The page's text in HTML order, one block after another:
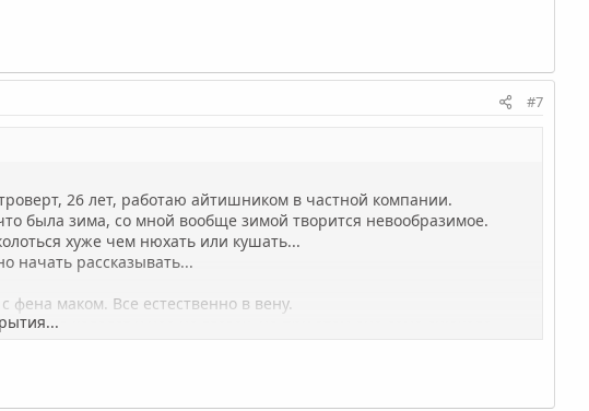
#7
26 лет, работаю айтишником в частной компании.
была зима, со мной вообще зимой творится невообразимое.
хуже чем нюхать или кушать...
начать рассказывать...
фена маком. Все естественно в вену.
раз кололся у нее на глазах, но при этом она сама снюхала
где прожили 2 года... я ее бросил. Я так и не могу понять по
достать амфетамины, мефедрон, траву... на работе завхоз тоже